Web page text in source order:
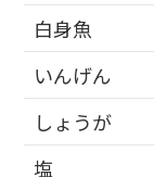
白身魚
いんげん
しょうが
塩